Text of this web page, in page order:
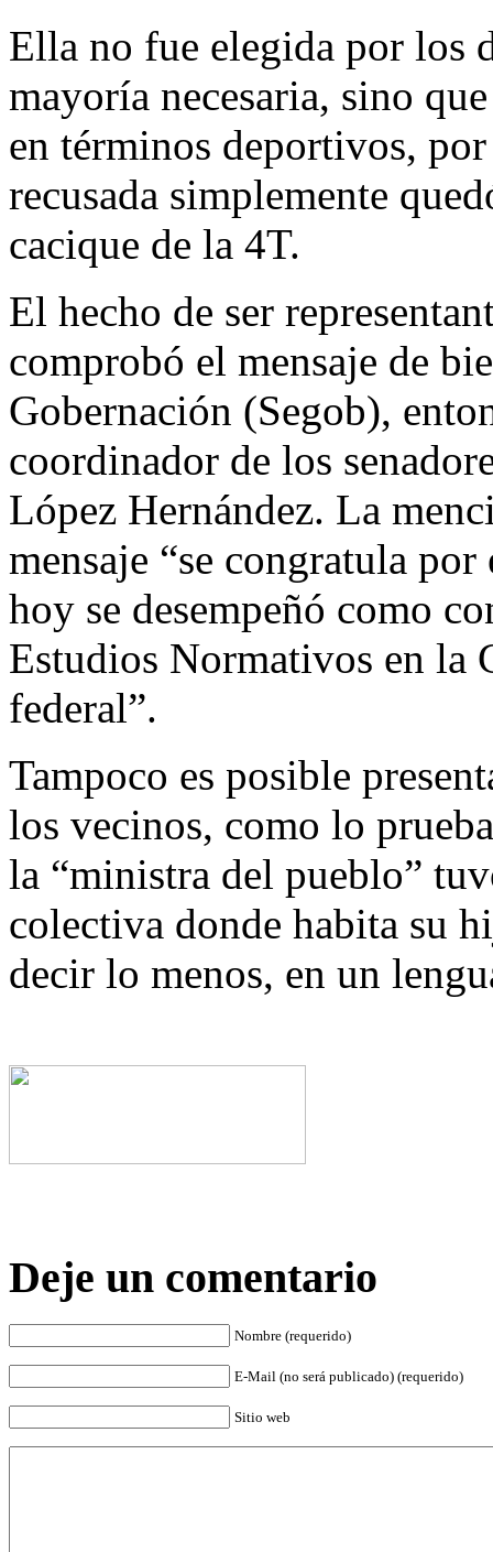
​Ella no fue elegida por los
mayoría necesaria, sino
en términos deportivos,
recusada simplemente
cacique de la 4T.
​El hecho de ser
comprobó el mensaje de
Gobernación (Segob),
coordinador de los
López Hernández. La
mensaje “se congratula
hoy se desempeñó como
Estudios Normativos en la
federal”.
​Tampoco es posible
los vecinos, como lo
la “ministra del pueblo”
colectiva donde habita su
decir lo menos, en un
Deje un comentario
Nombre (requerido)
E-Mail (no será publicado) (requerido)
Sitio web